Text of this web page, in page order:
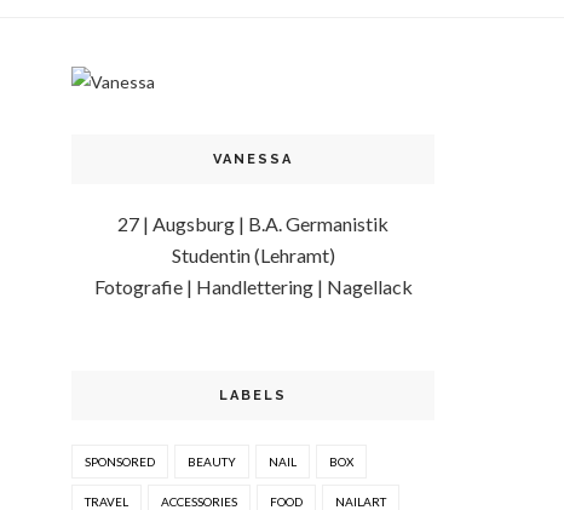
VANESSA
27 | Augsburg | B.A. Germanistik
Studentin (Lehramt)
Fotografie | Handlettering | Nagellack
LABELS
SPONSORED BEAUTY NAIL BOX
TRAVEL ACCESSORIES FOOD NAILART